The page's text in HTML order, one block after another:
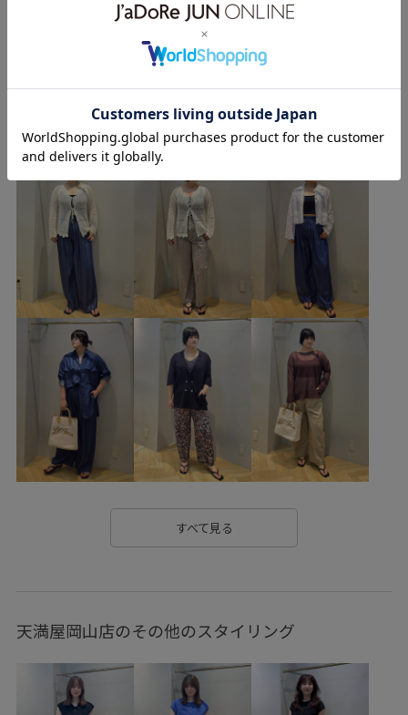
26SS_salon_BAGSHOSE
オールインワン カジュアル コットン ゴム仕様
サンダル シャツ シュシュ シルク シンプル
シンプルなTシャツ スッキリ スッキリ見え
ストレスフリー デイリーで活躍
デイリー使い トートバッグ
ハリ感 ピンタック フラットシューズ ブラウス
ポケット付き モノトーン リゾート感
リネン リバティ柄 リラックス感 ローン生地
ワンピース 主役アイテム 優雅
取り外し可能 大人カジュアル 天然素材
幅広 幾何学柄 手編み 春夏 普段使いも出来る
華やか 薄手 超長綿
もっと見る
YUKOのその他のスタイリング
すべて見る
天満屋岡山店のその他のスタイリング